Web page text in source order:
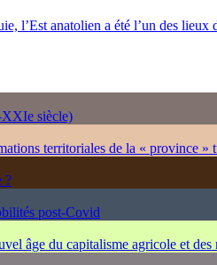
l’Est anatolien a été l’un des lieux
XXIe siècle)
territoriales de la « province »
?
post-Covid
âge du capitalisme agricole et des